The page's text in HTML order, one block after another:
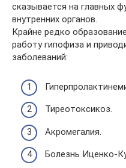
сказывается на главных
внутренних органов.
Крайне редко
работу гипофиза и
заболеваний:
Тиреотоксикоз.
Акромегалия.
Болезнь Иценко-